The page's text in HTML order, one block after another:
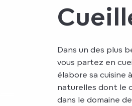
Dans un des plus
vous partez en
élabore sa cuisine
naturelles dont le
dans le domaine de